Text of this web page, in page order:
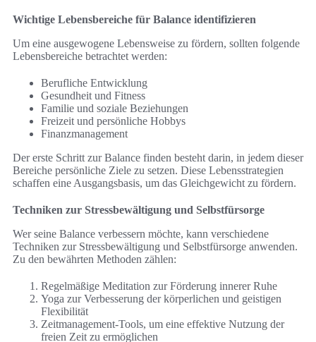
Wichtige Lebensbereiche für Balance identifizieren
Um eine ausgewogene Lebensweise zu fördern, sollten folgende
Lebensbereiche betrachtet werden:
Berufliche Entwicklung
Gesundheit und Fitness
Familie und soziale Beziehungen
Freizeit und persönliche Hobbys
Finanzmanagement
Der erste Schritt zur Balance finden besteht darin, in jedem dieser
Bereiche persönliche Ziele zu setzen. Diese Lebensstrategien
schaffen eine Ausgangsbasis, um das Gleichgewicht zu fördern.
Techniken zur Stressbewältigung und Selbstfürsorge
Wer seine Balance verbessern möchte, kann verschiedene
Techniken zur Stressbewältigung und Selbstfürsorge anwenden.
Zu den bewährten Methoden zählen:
Regelmäßige Meditation zur Förderung innerer Ruhe
Yoga zur Verbesserung der körperlichen und geistigen
Flexibilität
Zeitmanagement-Tools, um eine effektive Nutzung der
freien Zeit zu ermöglichen